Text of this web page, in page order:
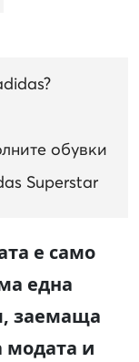
обувки
Superstar
е само
една
заемаща
модата и